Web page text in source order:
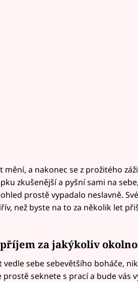
mění, a nakonec se z prožitého
zkušenější a pyšní sami na
prostě vypadalo neslavně.
než byste na to za několik let
za jakýkoliv
vedle sebe sebevětšího boháče,
seknete s prací a bude vás